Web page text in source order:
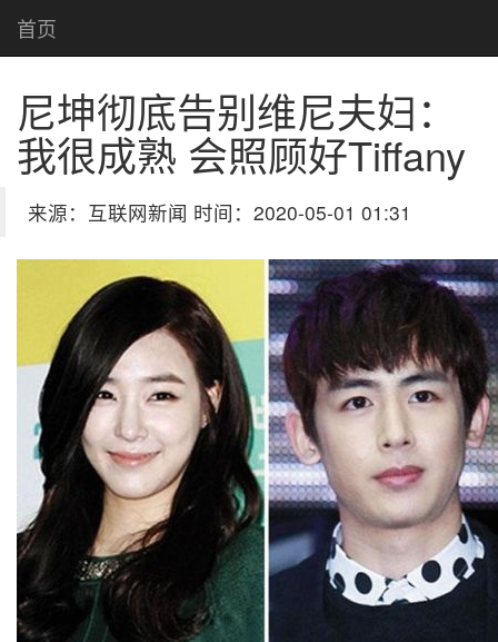
首页
尼坤彻底告别维尼夫妇：
我很成熟 会照顾好Tiffany
来源：互联网新闻 时间：2020-05-01 01:31